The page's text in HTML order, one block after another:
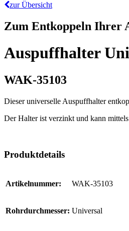
zur Übersicht
Zum Entkoppeln Ihrer
Auspuffhalter
WAK-35103
Dieser universelle Auspuffhalter
Der Halter ist verzinkt und kann
Produktdetails
Artikelnummer: WAK-35103
Rohrdurchmesser: Universal